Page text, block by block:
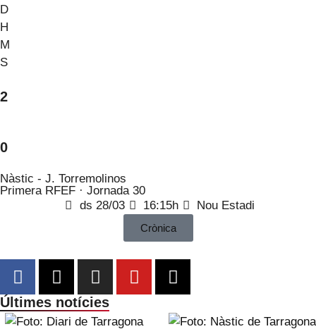
D
H
M
S
2
0
Nàstic - J. Torremolinos
Primera RFEF · Jornada 30
ds 28/03
16:15h Nou Estadi
Crònica
Últimes notícies